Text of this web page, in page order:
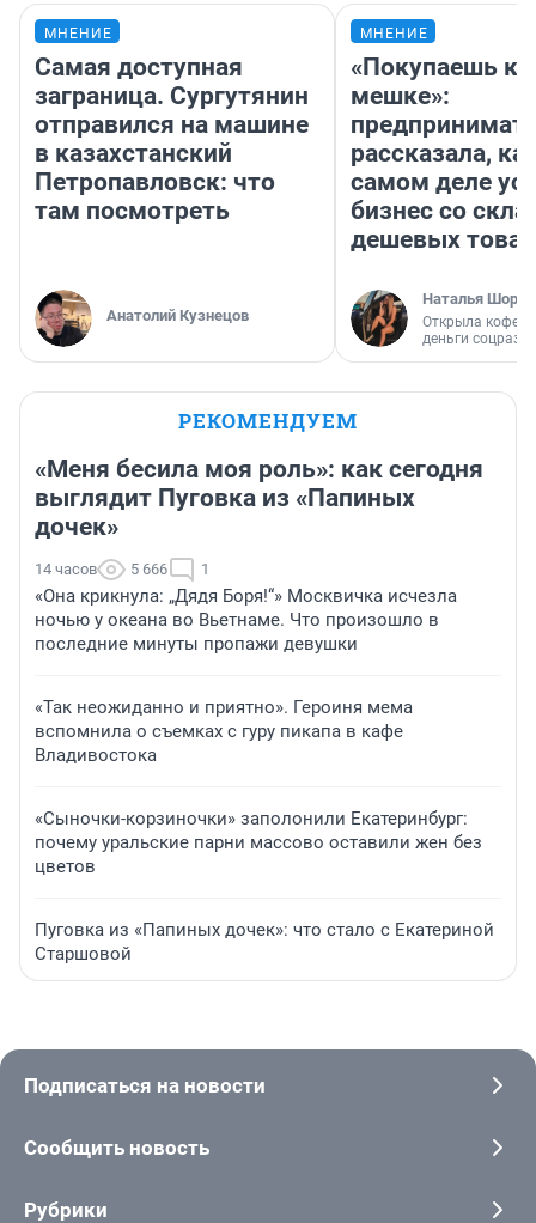
МНЕНИЕ
Самая доступная
заграница. Сургутянин
отправился на машине
в казахстанский
Петропавловск: что
там посмотреть
Анатолий Кузнецов
МНЕНИЕ
«Покупаешь
мешке»:
рассказала,
самом деле
бизнес со
дешевых
Наталья
Открыла
деньги
РЕКОМЕНДУЕМ
«Меня бесила моя роль»: как сегодня
выглядит Пуговка из «Папиных
дочек»
14 часов 5 666 1
«Она крикнула: „Дядя Боря!“» Москвичка исчезла
ночью у океана во Вьетнаме. Что произошло в
последние минуты пропажи девушки
«Так неожиданно и приятно». Героиня мема
вспомнила о съемках с гуру пикапа в кафе
Владивостока
«Сыночки-корзиночки» заполонили Екатеринбург:
почему уральские парни массово оставили жен без
цветов
Пуговка из «Папиных дочек»: что стало с Екатериной
Старшовой
Подписаться на новости
Сообщить новость
Рубрики